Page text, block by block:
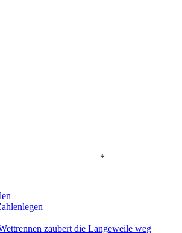
*
zaubert die Langeweile weg